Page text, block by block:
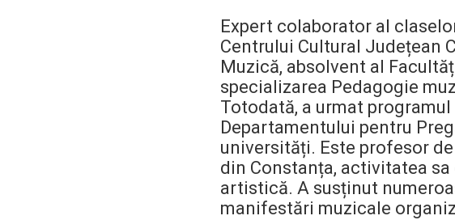
Expert colaborator al
Centrului Cultural Județean
Muzică, absolvent al
specializarea Pedagogie
Totodată, a urmat
Departamentului pentru
universități. Este profesor
din Constanța, activitatea
artistică. A susținut
manifestări muzicale